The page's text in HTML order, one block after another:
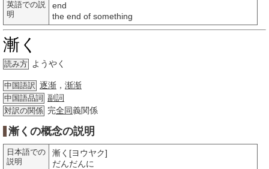
英語での説
明
end
the end of something
漸く
読み方 ようやく
中国語訳 逐渐 ， 渐渐
中国語品詞 副詞
対訳の関係 完全同義関係
漸くの概念の説明
日本語での
説明
漸く[ヨウヤク]
だんだんに